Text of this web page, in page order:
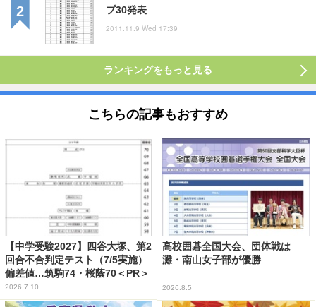
プ30発表
2011.11.9 Wed 17:39
ランキングをもっと見る
こちらの記事もおすすめ
【中学受験2027】四谷大塚、第2
回合不合判定テスト（7/5実施）
偏差値…筑駒74・桜蔭70＜PR＞
2026.7.10
高校囲碁全国大会、団体戦は
灘・南山女子部が優勝
2026.8.5